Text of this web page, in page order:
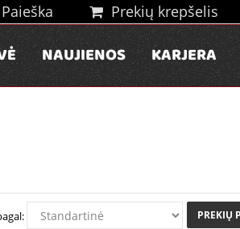
Paieška Prekių krepšelis
NAUJIENOS KARJERA
PREKIŲ